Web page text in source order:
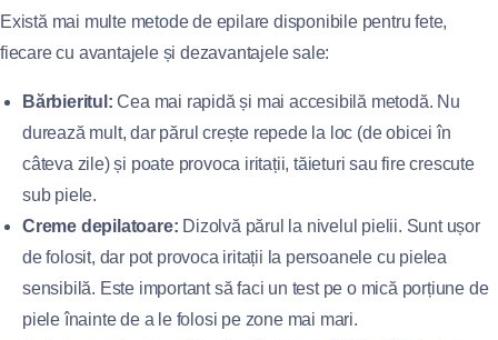
Există mai multe metode de epilare disponibile pentru fete,
fiecare cu avantajele și dezavantajele sale:
Bărbieritul: Cea mai rapidă și mai accesibilă metodă. Nu
durează mult, dar părul crește repede la loc (de obicei în
câteva zile) și poate provoca iritații, tăieturi sau fire crescute
sub piele.
Creme depilatoare: Dizolvă părul la nivelul pielii. Sunt ușor
de folosit, dar pot provoca iritații la persoanele cu pielea
sensibilă. Este important să faci un test pe o mică porțiune de
piele înainte de a le folosi pe zone mai mari.